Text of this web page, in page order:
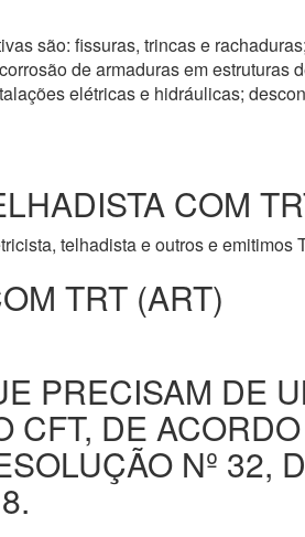
são: fissuras, trincas e
de armaduras em estruturas
elétricas e hidráulicas;
COM
telhadista e outros e emitimos
TRT (ART)
PRECISAM DE
CFT, DE
Nº 32,